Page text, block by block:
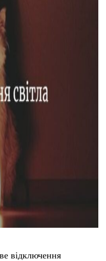
відключення